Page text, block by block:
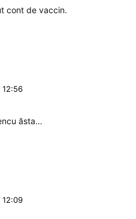
cont de vaccin.
12:56
ăsta…
12:09